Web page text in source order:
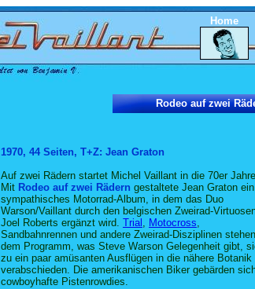
Home
Rodeo auf zwei
1970, 44 Seiten, T+Z: Jean Graton
Auf zwei Rädern startet Michel Vaillant in die 70er
Mit Rodeo auf zwei Rädern gestaltete Jean Graton ein
sympathisches Motorrad-Album, in dem das Duo
Warson/Vaillant durch den belgischen Zweirad-
Joel Roberts ergänzt wird. Trial , Motocross,
Sandbahnrennen und andere Zweirad-Disziplinen
dem Programm, was Steve Warson Gelegenheit gibt,
zu ein paar amüsanten Ausflügen in die nähere Botanik
verabschieden. Die amerikanischen Biker gebärden
cowboyhafte Pistenrowdies.